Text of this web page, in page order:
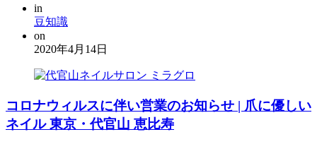
in
豆知識
on
2020年4月14日
コロナウィルスに伴い営業のお知らせ | 爪に優しい
ネイル 東京・代官山 恵比寿